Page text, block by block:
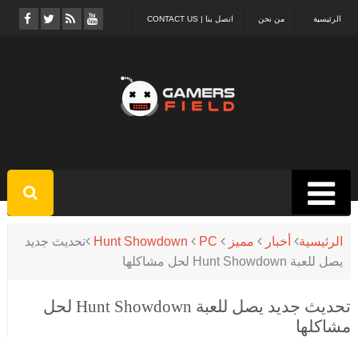
اتصل بنا | CONTACT US من نحن الرئيسية
الرئيسية أخبار مميز Hunt Showdown PC
تحديث جديد
يصل للعبة Hunt Showdown لحل مشاكلها
تحديث جديد يصل للعبة Hunt Showdown لحل
مشاكلها